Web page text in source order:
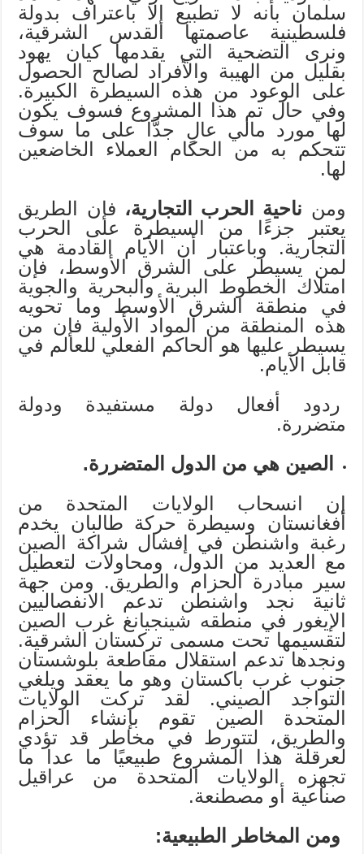
سلمان بأنه لا تطبيع إلا باعتراف بدولة
فلسطينية عاصمتها القدس الشرقية،
ونرى التضحية التي يقدمها كيان يهود
بقليل من الهيبة والأفراد لصالح الحصول
على الوعود من هذه السيطرة الكبيرة.
وفي حال تم هذا المشروع فسوف يكون
لها مورد مالي عالٍ جدًّا على ما سوف
تتحكم به من الحكام العملاء الخاضعين
لها.
ومن ناحية الحرب التجارية، فإن الطريق
يعتبر جزءًا من السيطرة على الحرب
التجارية. وباعتبار أن الأيام القادمة هي
لمن يسيطر على الشرق الأوسط، فإن
امتلاك الخطوط البرية والبحرية والجوية
في منطقة الشرق الأوسط وما تحويه
هذه المنطقة من المواد الأولية فإن من
يسيطر عليها هو الحاكم الفعلي للعالم في
قابل الأيام.
ردود أفعال دولة مستفيدة ودولة
متضررة.
الصين هي من الدول المتضررة.
إن انسحاب الولايات المتحدة من
أفغانستان وسيطرة حركة طالبان يخدم
رغبة واشنطن في إفشال شراكة الصين
مع العديد من الدول، ومحاولات لتعطيل
سير مبادرة الحزام والطريق. ومن جهة
ثانية نجد واشنطن تدعم الانفصاليين
الإيغور في منطقه شينجيانغ غرب الصين
لتقسيمها تحت مسمى تركستان الشرقية.
ونجدها تدعم استقلال مقاطعة بلوشستان
جنوب غرب باكستان وهو ما يعقد ويلغي
التواجد الصيني. لقد تركت الولايات
المتحدة الصين تقوم بإنشاء الحزام
والطريق، لتتورط في مخاطر قد تؤدي
لعرقلة هذا المشروع طبيعيًا ما عدا ما
تجهزه الولايات المتحدة من عراقيل
صناعية أو مصطنعة.
ومن المخاطر الطبيعية: